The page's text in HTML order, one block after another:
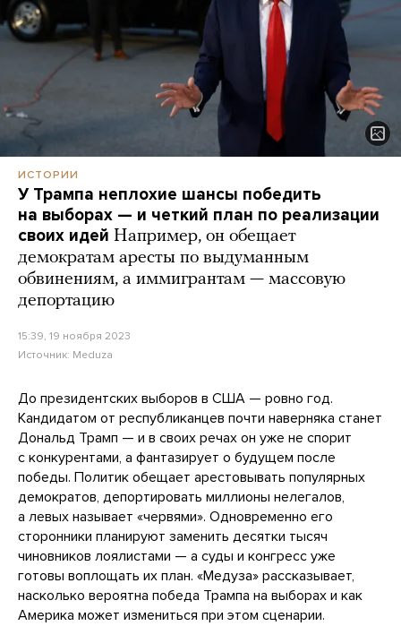
ИСТОРИИ
У Трампа неплохие шансы победить
на выборах — и четкий план по реализации
своих идей Например, он обещает
демократам аресты по выдуманным
обвинениям, а иммигрантам — массовую
депортацию
15:39, 19 ноября 2023
Источник: Meduza
До президентских выборов в США — ровно год.
Кандидатом от республиканцев почти наверняка станет
Дональд Трамп — и в своих речах он уже не спорит
с конкурентами, а фантазирует о будущем после
победы. Политик обещает арестовывать популярных
демократов, депортировать миллионы нелегалов,
а левых называет «червями». Одновременно его
сторонники планируют заменить десятки тысяч
чиновников лоялистами — а суды и конгресс уже
готовы воплощать их план. «Медуза» рассказывает,
насколько вероятна победа Трампа на выборах и как
Америка может измениться при этом сценарии.